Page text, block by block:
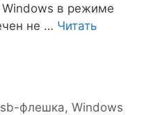
Windows в режиме
не … Читать
флешка,Windows